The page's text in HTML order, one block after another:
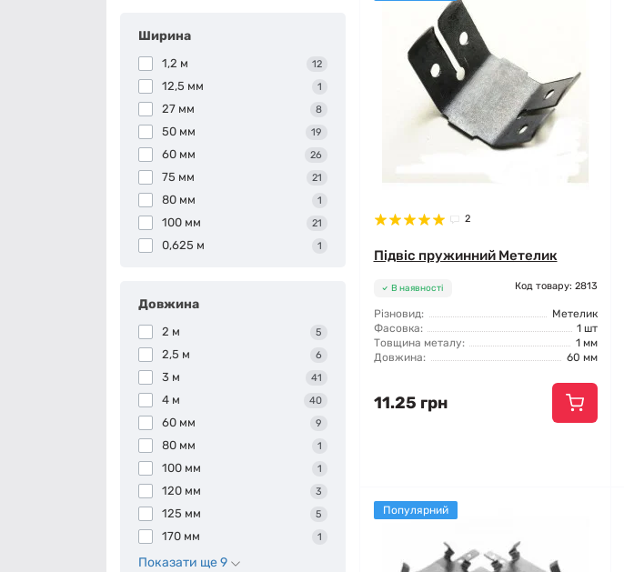
Ширина
1,2 м 12
12,5 мм 1
27 мм 8
50 мм 19
60 мм 26
75 мм 21
80 мм 1
100 мм 21
0,625 м 1
Довжина
2 м 5
2,5 м 6
3 м 41
4 м 40
60 мм 9
80 мм 1
100 мм 1
120 мм 3
125 мм 5
170 мм 1
Показати ще 9
2
Підвіс пружинний Метелик
В наявності Код товару: 2813
Різновид:
Метелик
Фасовка:
1 шт
Товщина металу:
1 мм
Довжина:
60 мм
11.25 грн
Популярний